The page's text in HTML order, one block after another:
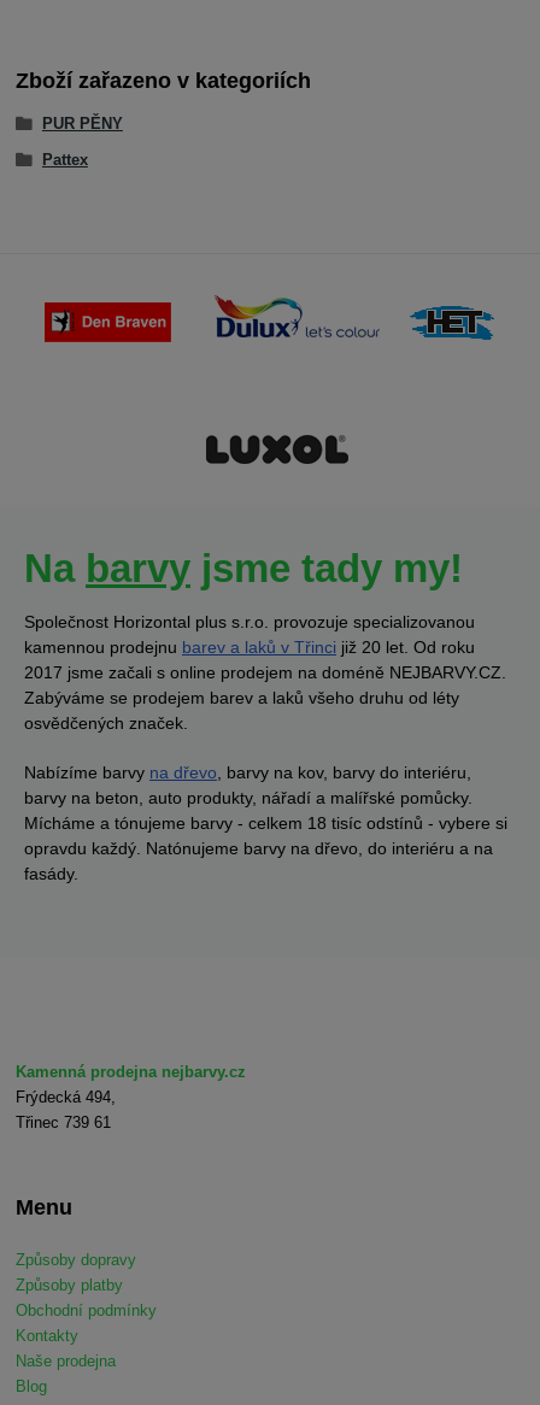
Zboží zařazeno v kategoriích
PUR PĚNY
Pattex
Na barvy jsme tady my!
Společnost Horizontal plus s.r.o. provozuje specializovanou
kamennou prodejnu barev a laků v Třinci již 20 let. Od roku
2017 jsme začali s online prodejem na doméně NEJBARVY.CZ.
Zabýváme se prodejem barev a laků všeho druhu od léty
osvědčených značek.
Nabízíme barvy na dřevo , barvy na kov, barvy do interiéru,
barvy na beton, auto produkty, nářadí a malířské pomůcky.
Mícháme a tónujeme barvy - celkem 18 tisíc odstínů - vybere si
opravdu každý. Natónujeme barvy na dřevo, do interiéru a na
fasády.
Kamenná prodejna nejbarvy.cz
Frýdecká 494,
Třinec 739 61
Menu
Způsoby dopravy
Způsoby platby
Obchodní podmínky
Kontakty
Naše prodejna
Blog